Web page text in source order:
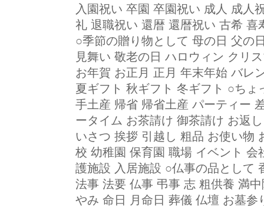
入園祝い 卒園 卒園祝い 成人 成人
礼 退職祝い 還暦 還暦祝い 古希
○季節の贈り物として 母の日 父の
見舞い 敬老の日 ハロウィン クリ
お年賀 お正月 正月 年末年始 バレ
夏ギフト 秋ギフト 冬ギフト ○ち
手土産 帰省 帰省土産 パーティー
ータイム お茶請け 御茶請け お返
いさつ 挨拶 引越し 粗品 お使い物
校 幼稚園 保育園 職場 イベント
護施設 入居施設 ○仏事の品として
法事 法要 仏事 弔事 志 粗供養 満
やみ 命日 月命日 葬儀 仏壇 お墓